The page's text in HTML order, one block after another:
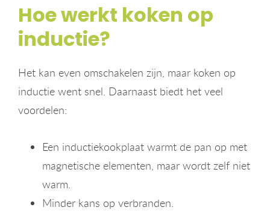
Hoe werkt koken op
inductie?
Het kan even omschakelen zijn, maar koken op
inductie went snel. Daarnaast biedt het veel
voordelen:
Een inductiekookplaat warmt de pan op met
magnetische elementen, maar wordt zelf niet
warm.
Minder kans op verbranden.